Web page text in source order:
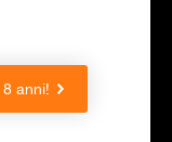
anni!